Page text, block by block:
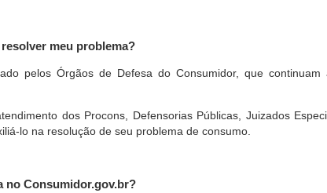
meu problema?
pelos Órgãos de Defesa do Consumidor, que
dos Procons, Defensorias Públicas, Juizados
lo na resolução de seu problema de consumo.
no Consumidor.gov.br?